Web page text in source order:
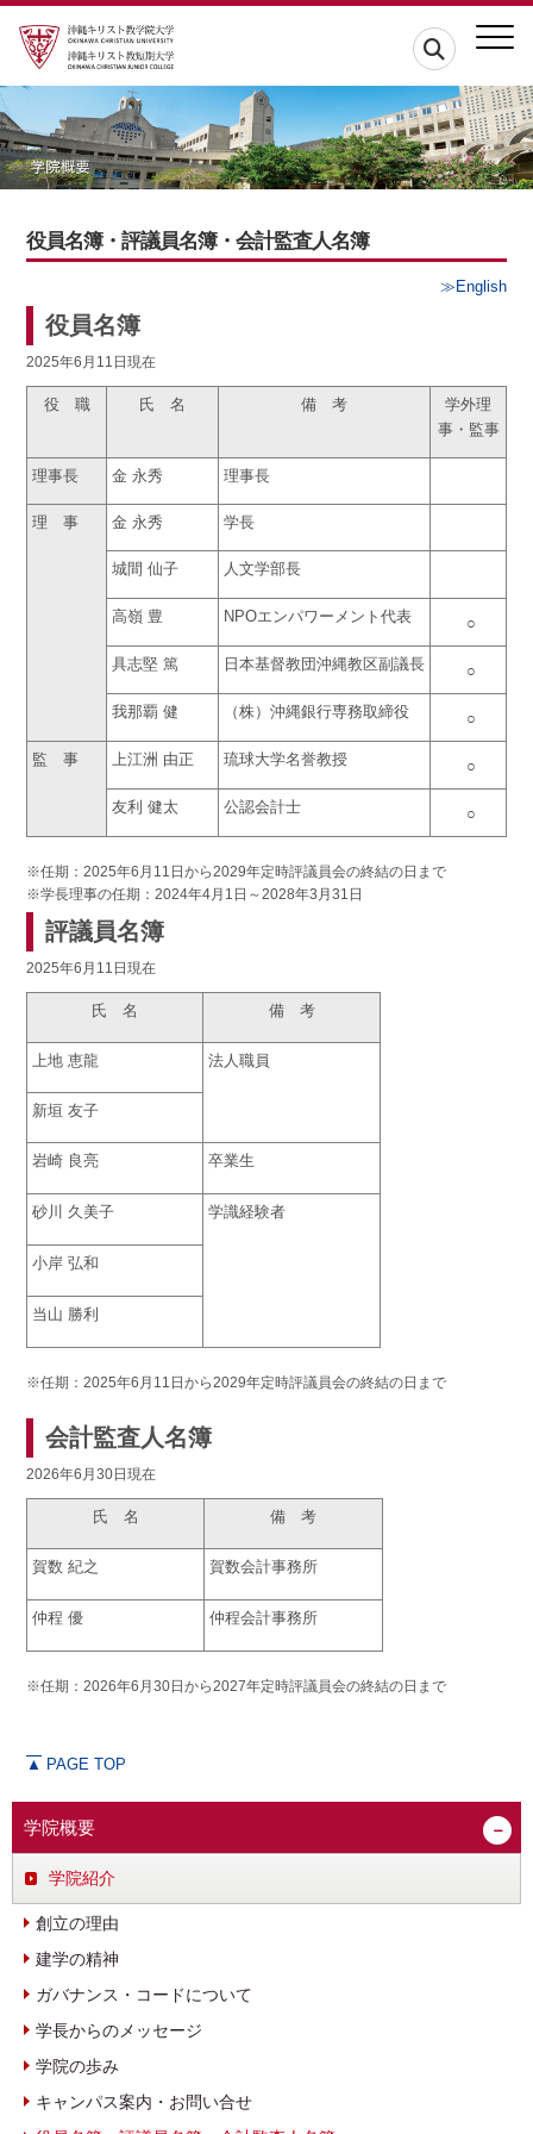
役員名簿・評議員名簿・会計監査人名簿
≫English
役員名簿
2025年6月11日現在
役 職 氏 名 備 考
学外理
事・監事
理事長 金 永秀 理事長
理 事 金 永秀 学長
城間 仙子 人文学部長
高嶺 豊 NPOエンパワーメント代表 ○
具志堅 篤 日本基督教団沖縄教区副議長 ○
我那覇 健 （株）沖縄銀行専務取締役 ○
監 事 上江洲 由正 琉球大学名誉教授 ○
友利 健太 公認会計士 ○
※任期：2025年6月11日から2029年定時評議員会の終結の日まで
※学長理事の任期：2024年4月1日～2028年3月31日
評議員名簿
2025年6月11日現在
氏 名 備 考
上地 恵龍 法人職員
新垣 友子
岩崎 良亮 卒業生
砂川 久美子 学識経験者
小岸 弘和
当山 勝利
※任期：2025年6月11日から2029年定時評議員会の終結の日まで
会計監査人名簿
2026年6月30日現在
氏 名 備 考
賀数 紀之 賀数会計事務所
仲程 優 仲程会計事務所
※任期：2026年6月30日から2027年定時評議員会の終結の日まで
▲ PAGE TOP
学院概要
学院紹介
創立の理由
建学の精神
ガバナンス・コードについて
学長からのメッセージ
学院の歩み
キャンパス案内・お問い合せ